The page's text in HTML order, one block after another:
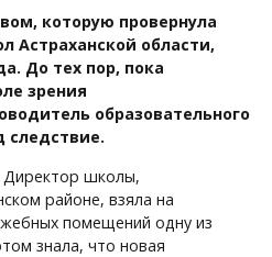
которую провернула
Астраханской области,
До тех пор, пока
зрения
образовательного
следствие.
Директор школы,
районе, взяла на
помещений одну из
знала, что новая